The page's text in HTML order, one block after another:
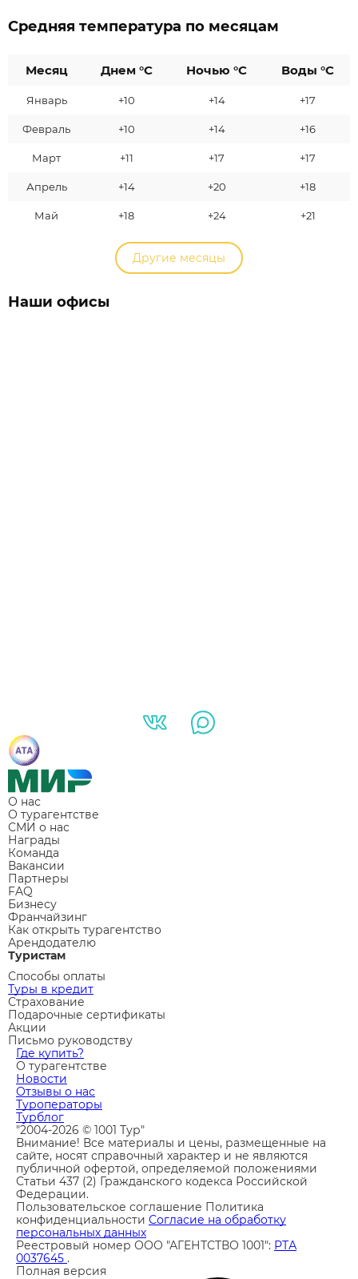
Средняя температура по месяцам
Месяц Днем °C Ночью °C Воды °C
Январь +10 +14 +17
Февраль +10 +14 +16
Март +11 +17 +17
Апрель +14 +20 +18
Май +18 +24 +21
Другие месяцы
Наши офисы
О нас
О турагентстве
СМИ о нас
Награды
Команда
Вакансии
Партнеры
FAQ
Бизнесу
Франчайзинг
Как открыть турагентство
Арендодателю
Туристам
Способы оплаты
Туры в кредит
Страхование
Подарочные сертификаты
Акции
Письмо руководству
Где купить?
О турагентстве
Новости
Отзывы о нас
Туроператоры
Турблог
"2004-2026 © 1001 Тур"
Внимание! Все материалы и цены, размещенные на
сайте, носят справочный характер и не являются
публичной офертой, определяемой положениями
Статьи 437 (2) Гражданского кодекса Российской
Федерации.
Пользовательское соглашение Политика
конфиденциальности Согласие на обработку
персональных данных
Реестровый номер ООО "АГЕНТСТВО 1001": РТА
0037645 .
Полная версия